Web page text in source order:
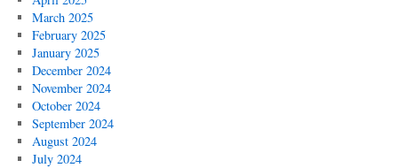
March 2025
February 2025
January 2025
December 2024
November 2024
October 2024
September 2024
August 2024
July 2024